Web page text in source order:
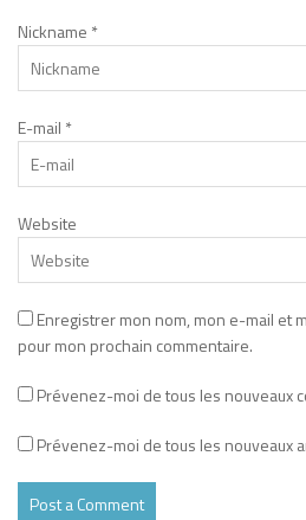
Nickname *
E-mail *
Website
Enregistrer mon nom, mon e-mail et
pour mon prochain commentaire.
Prévenez-moi de tous les nouveaux
Prévenez-moi de tous les nouveaux